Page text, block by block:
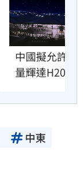
中國擬允許AI
量輝達H200
中東